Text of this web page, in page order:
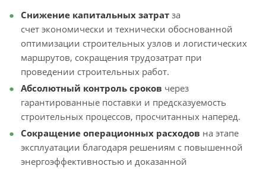
Снижение капитальных затрат за
счет экономически и технически обоснованной
оптимизации строительных узлов и логистических
маршрутов, сокращения трудозатрат при
проведении строительных работ.
Абсолютный контроль сроков через
гарантированные поставки и предсказуемость
строительных процессов, просчитанных наперед.
Сокращение операционных расходов на этапе
эксплуатации благодаря решениям с повышенной
энергоэффективностью и доказанной